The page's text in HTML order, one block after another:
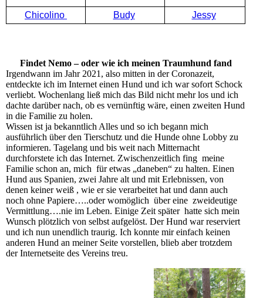
Chicolino Budy Jessy
Findet Nemo – oder wie ich meinen Traumhund fand
Irgendwann im Jahr 2021, also mitten in der Coronazeit,
entdeckte ich im Internet einen Hund und ich war sofort Schock
verliebt. Wochenlang ließ mich das Bild nicht mehr los und ich
dachte darüber nach, ob es vernünftig wäre, einen zweiten Hund
in die Familie zu holen.
Wissen ist ja bekanntlich Alles und so ich begann mich
ausführlich über den Tierschutz und die Hunde ohne Lobby zu
informieren. Tagelang und bis weit nach Mitternacht
durchforstete ich das Internet. Zwischenzeitlich fing meine
Familie schon an, mich für etwas „daneben“ zu halten. Einen
Hund aus Spanien, zwei Jahre alt und mit Erlebnissen, von
denen keiner weiß , wie er sie verarbeitet hat und dann auch
noch ohne Papiere…..oder womöglich über eine zweideutige
Vermittlung….nie im Leben. Einige Zeit später hatte sich mein
Wunsch plötzlich von selbst aufgelöst. Der Hund war reserviert
und ich nun unendlich traurig. Ich konnte mir einfach keinen
anderen Hund an meiner Seite vorstellen, blieb aber trotzdem
der Internetseite des Vereins treu.